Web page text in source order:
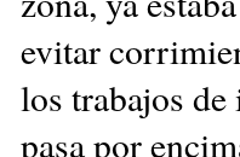
evitar
los trabajos
pasa por